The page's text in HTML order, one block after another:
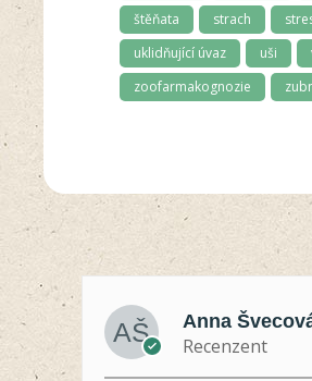
štěňata
strach
uklidňující úvaz
uši
zoofarmakognozie
Anna
Recenzent